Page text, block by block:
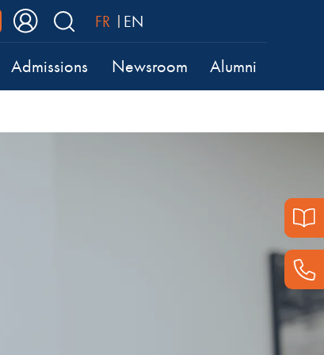
FR EN
Admissions Newsroom Alumni